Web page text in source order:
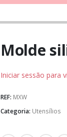
Molde
Iniciar sessão para
REF: MXW
Categoria: Utensílios